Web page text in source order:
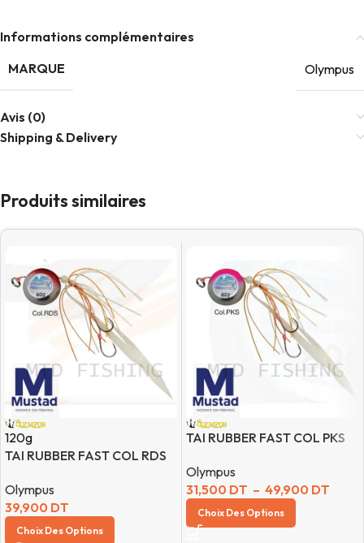
Informations complémentaires
MARQUE
Olympus
Avis (0)
Shipping & Delivery
Produits similaires
120g
TAI RUBBER FAST COL RDS
Olympus
39,900 DT
Choix Des Options
TAI RUBBER FAST COL PKS
Olympus
31,500 DT – 49,900 DT
Choix Des Options